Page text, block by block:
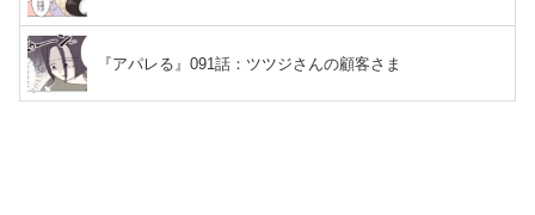
『アパレる』091話：ツツジさんの顧客さま